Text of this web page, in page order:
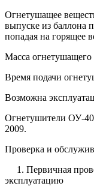
Огнетушащее
выпуске из баллона
попадая на горящее
Масса огнетушащего
Время подачи
Возможна
Огнетушители ОУ-
2009.
Проверка и
1. Первичная
эксплуатацию